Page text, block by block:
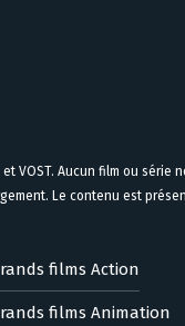
VOST. Aucun film ou série
Le contenu est
films Action
films Animation